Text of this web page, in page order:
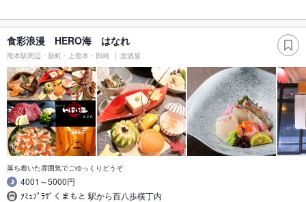
食彩浪漫 HERO海 はなれ
熊本駅周辺・新町・上熊本・田崎 居酒屋
落ち着いた雰囲気でごゆっくりどうぞ
4001～5000円
ｱﾐｭﾌﾟﾗｻﾞくまもと 駅から百八歩横丁内